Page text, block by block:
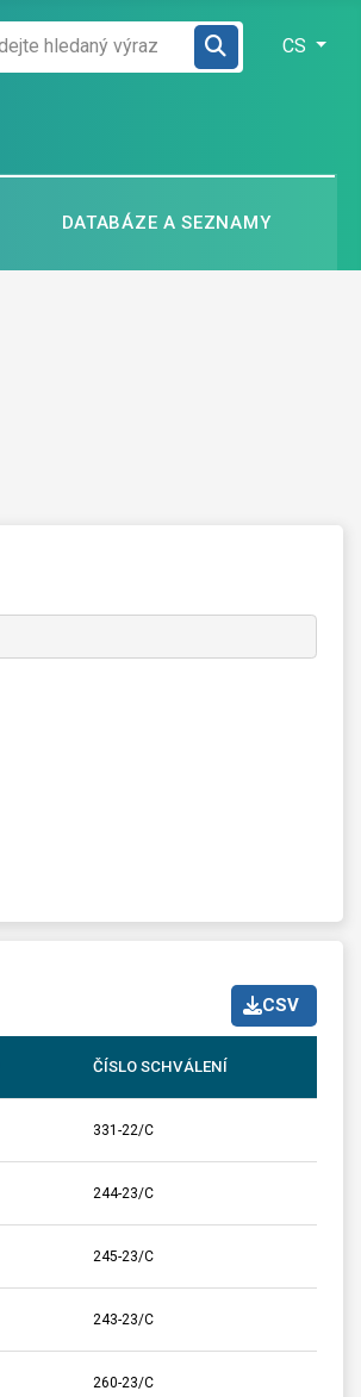
CS
DATABÁZE A SEZNAMY
CSV
ČÍSLO SCHVÁLENÍ
331-22/C
244-23/C
245-23/C
243-23/C
260-23/C